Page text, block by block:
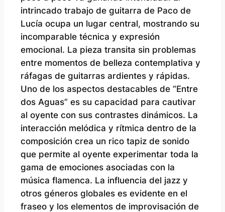
intrincado trabajo de guitarra de Paco de
Lucía ocupa un lugar central, mostrando su
incomparable técnica y expresión
emocional. La pieza transita sin problemas
entre momentos de belleza contemplativa y
ráfagas de guitarras ardientes y rápidas.
Uno de los aspectos destacables de “Entre
dos Aguas” es su capacidad para cautivar
al oyente con sus contrastes dinámicos. La
interacción melódica y rítmica dentro de la
composición crea un rico tapiz de sonido
que permite al oyente experimentar toda la
gama de emociones asociadas con la
música flamenca. La influencia del jazz y
otros géneros globales es evidente en el
fraseo y los elementos de improvisación de